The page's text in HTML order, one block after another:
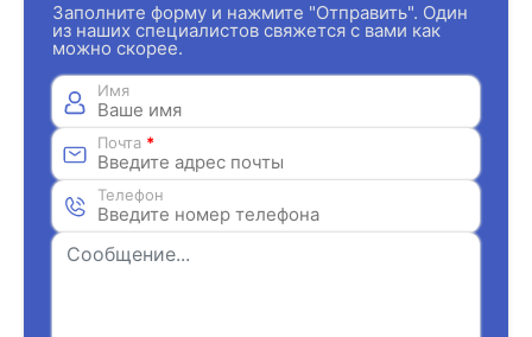
Заполните форму и нажмите "Отправить". Один
из наших специалистов свяжется с вами как
можно скорее.
Имя
Почта *
Телефон